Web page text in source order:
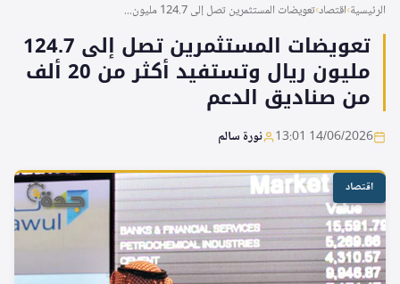
الرئيسية›اقتصاد›تعويضات المستثمرين تصل إلى 124.7 مليون...
تعويضات المستثمرين تصل إلى 124.7
مليون ريال وتستفيد أكثر من 20 ألف
من صناديق الدعم
14/06/2026 13:01 نورة سالم
اقتصاد